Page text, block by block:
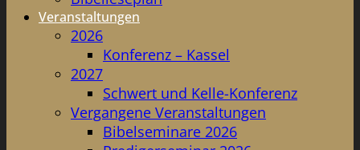
Veranstaltungen
2026
Konferenz – Kassel
2027
Schwert und Kelle-Konferenz
Vergangene Veranstaltungen
Bibelseminare 2026